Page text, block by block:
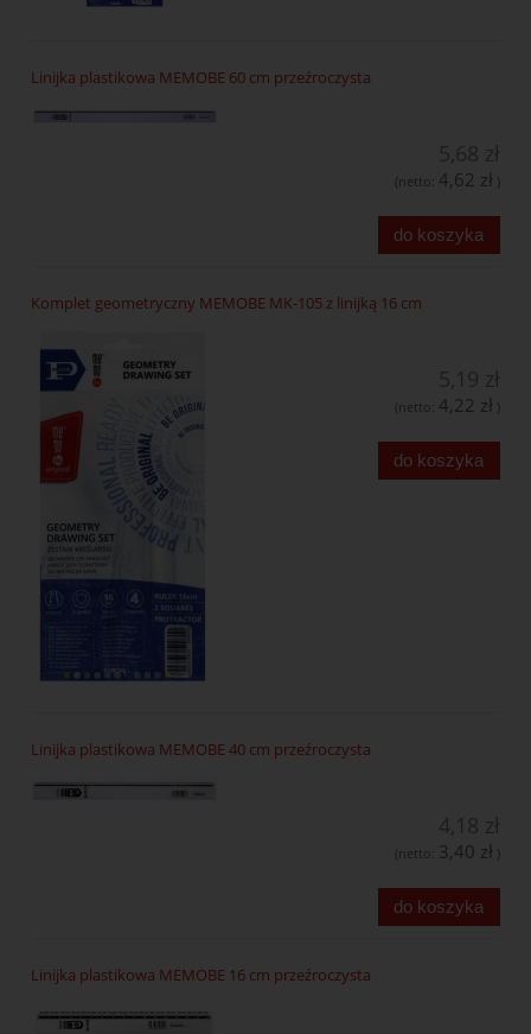
Linijka plastikowa MEMOBE 60 cm przeźroczysta
(netto: 4,62 zł )
do koszyka
Komplet geometryczny MEMOBE MK-105 z linijką 16 cm
(netto: 4,22 zł )
do koszyka
Linijka plastikowa MEMOBE 40 cm przeźroczysta
(netto: 3,40 zł )
do koszyka
Linijka plastikowa MEMOBE 16 cm przeźroczysta